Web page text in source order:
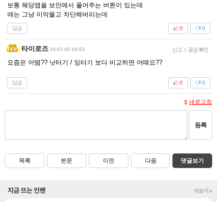
보통 해당앱을 보안에서 풀어주는 버튼이 있는데
애는 그냥 이악물고 차단해버리는데
답글 0
0
타이로즈 26-07-05 04:53 신고 | 공감 확인
요즘은 어떰?? 낫터기 / 잉터기 보다 비교하면 어때요??
답글 0
0
새로고침
등록
목록 본문 이전 다음 댓글보기
지금 뜨는 인벤 더보기+